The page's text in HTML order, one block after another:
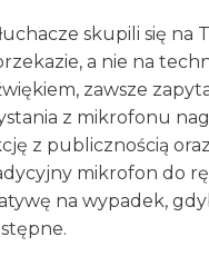
skupili się na
a nie na
zawsze
z mikrofonu
z publicznością
mikrofon do
na wypadek,